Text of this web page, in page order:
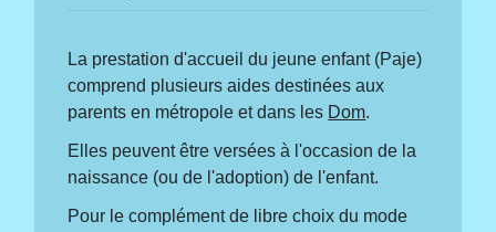
La prestation d'accueil du jeune enfant (Paje)
comprend plusieurs aides destinées aux
parents en métropole et dans les Dom.
Elles peuvent être versées à l'occasion de la
naissance (ou de l'adoption) de l'enfant.
Pour le complément de libre choix du mode